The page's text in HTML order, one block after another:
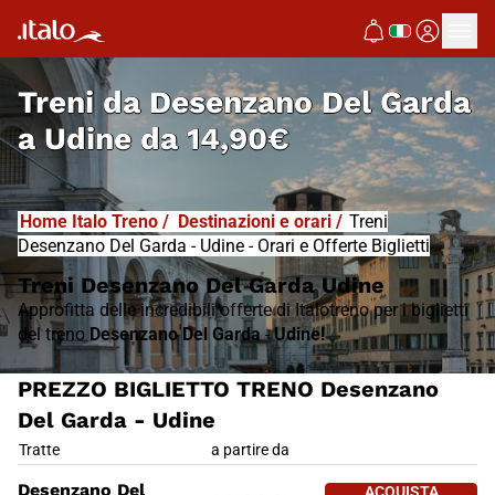
Treni da Desenzano Del Garda
a Udine da 14,90€
Home Italo Treno / Destinazioni e orari / Treni
Desenzano Del Garda - Udine - Orari e Offerte Biglietti
Treni Desenzano Del Garda Udine
Approfitta delle incredibili offerte di Italotreno per i biglietti
del treno Desenzano Del Garda-Udine!
PREZZO BIGLIETTO TRENO Desenzano
Del Garda - Udine
PREZZO BIGLIETTO TRENO
Tratte a partire da
ACQUISTA
Desenzano Del
ITABUS